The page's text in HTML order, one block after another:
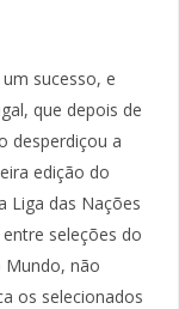
sucesso, e
que depois de
desperdiçou a
edição do
Liga das Nações
seleções do
Mundo, não
os selecionados